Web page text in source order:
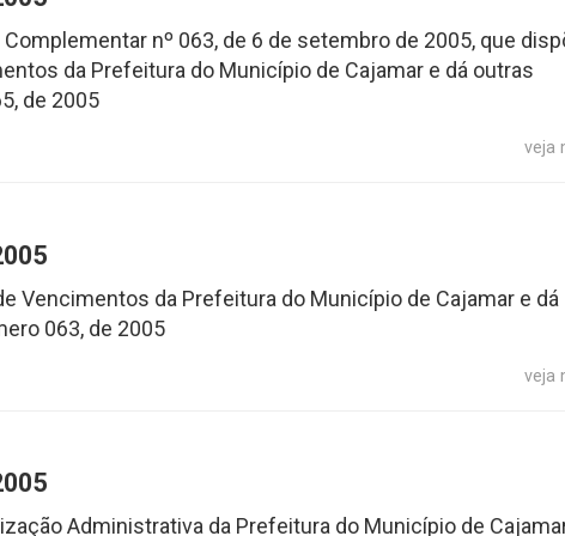
nº 063, de 6 de setembro de 2005, que
da Prefeitura do Município de Cajamar e dá outras
de 2005
veja
Vencimentos da Prefeitura do Município de Cajamar e dá
063, de 2005
veja
Administrativa da Prefeitura do Município de